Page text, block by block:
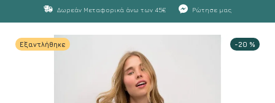
Δωρεάν Μεταφορικά άνω των 45€ Ρώτησε μας
-20 %
Εξαντλήθηκε